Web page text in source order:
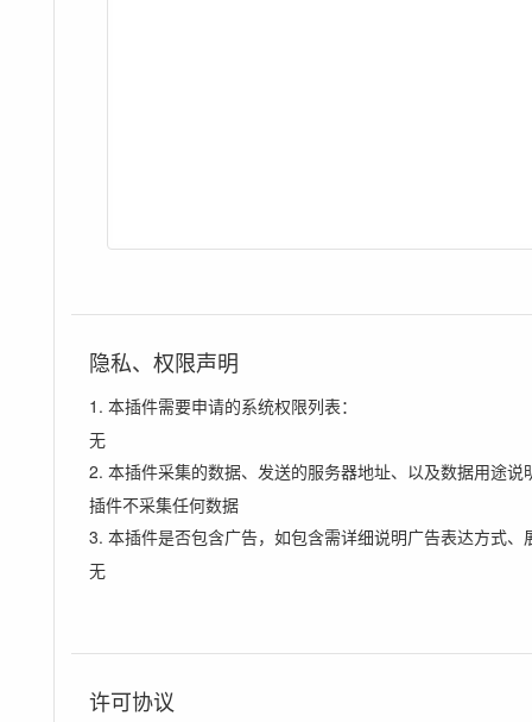
隐私、权限声明
1. 本插件需要申请的系统权限列表：
无
2. 本插件采集的数据、发送的服务器地址、以及数据用途说
插件不采集任何数据
3. 本插件是否包含广告，如包含需详细说明广告表达方式、
无
许可协议